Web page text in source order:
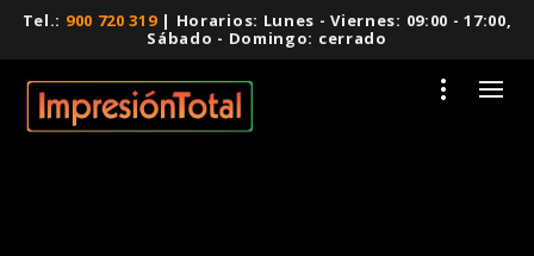
Tel.: 900 720 319| Horarios: Lunes - Viernes: 09:00 - 17:00,
Sábado - Domingo: cerrado